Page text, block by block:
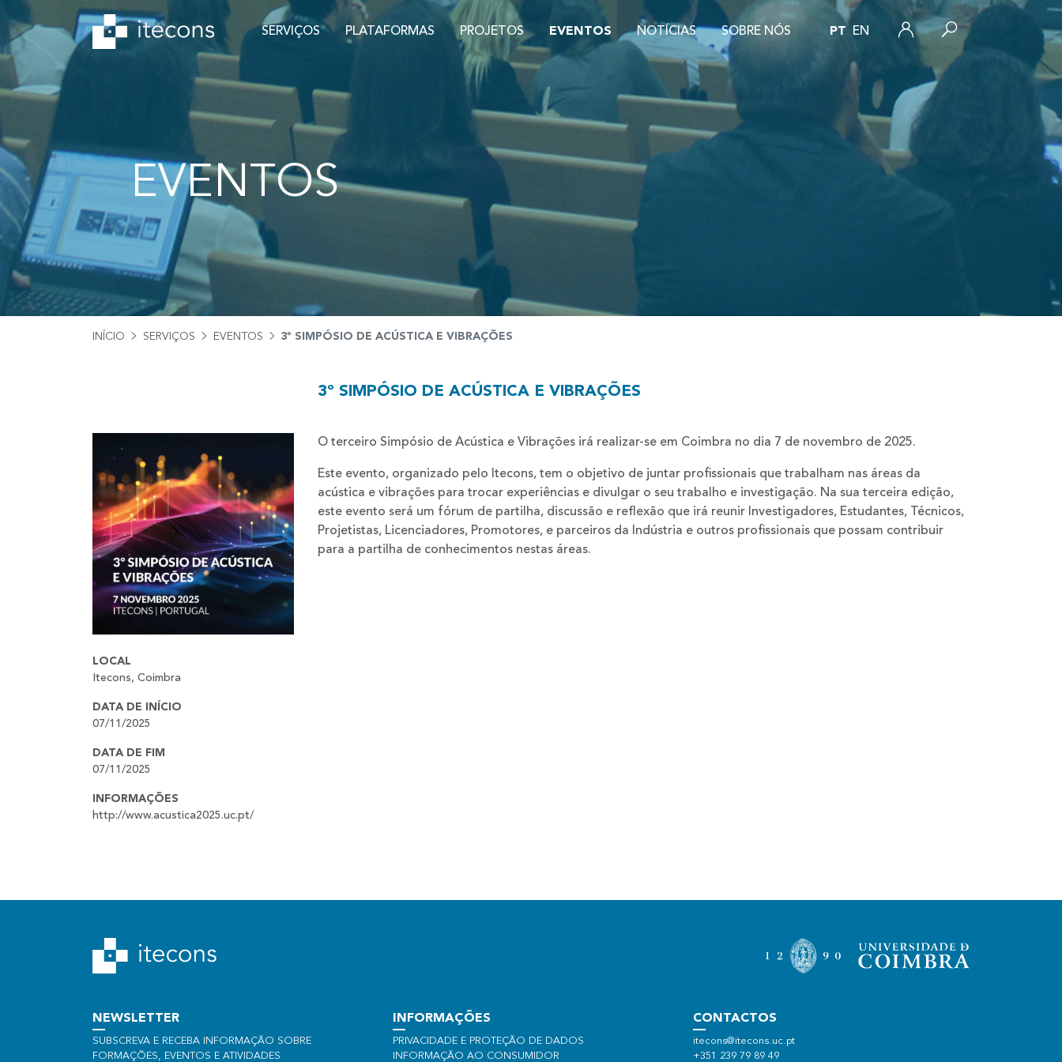
SERVIÇOS PLATAFORMAS PROJETOS EVENTOS NOTÍCIAS SOBRE NÓS PT EN
EVENTOS
INÍCIO SERVIÇOS EVENTOS 3º SIMPÓSIO DE ACÚSTICA E VIBRAÇÕES
3º SIMPÓSIO DE ACÚSTICA E VIBRAÇÕES
LOCAL
Itecons, Coimbra
DATA DE INÍCIO
07/11/2025
DATA DE FIM
07/11/2025
INFORMAÇÕES
http://www.acustica2025.uc.pt/
O terceiro Simpósio de Acústica e Vibrações irá realizar-se em Coimbra no dia 7 de novembro de 2025.
Este evento, organizado pelo Itecons, tem o objetivo de juntar profissionais que trabalham nas áreas da
acústica e vibrações para trocar experiências e divulgar o seu trabalho e investigação. Na sua terceira edição,
este evento será um fórum de partilha, discussão e reflexão que irá reunir Investigadores, Estudantes, Técnicos,
Projetistas, Licenciadores, Promotores, e parceiros da Indústria e outros profissionais que possam contribuir
para a partilha de conhecimentos nestas áreas.
NEWSLETTER
SUBSCREVA E RECEBA INFORMAÇÃO SOBRE
FORMAÇÕES, EVENTOS E ATIVIDADES
INFORMAÇÕES
PRIVACIDADE E PROTEÇÃO DE DADOS
INFORMAÇÃO AO CONSUMIDOR
CONTACTOS
itecons@itecons.uc.pt
+351 239 79 89 49